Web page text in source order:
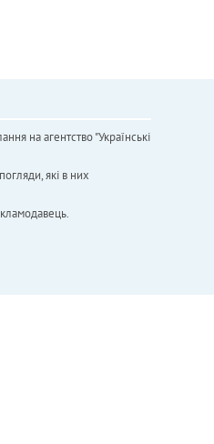
на агентство "Українськi
які в них